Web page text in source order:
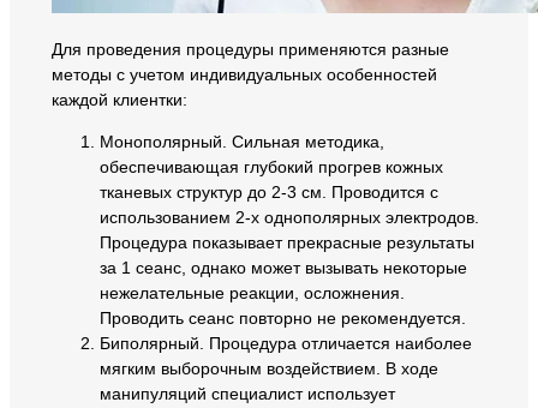
Для проведения процедуры применяются разные
методы с учетом индивидуальных особенностей
каждой клиентки:
Монополярный. Сильная методика,
обеспечивающая глубокий прогрев кожных
тканевых структур до 2-3 см. Проводится с
использованием 2-х однополярных электродов.
Процедура показывает прекрасные результаты
за 1 сеанс, однако может вызывать некоторые
нежелательные реакции, осложнения.
Проводить сеанс повторно не рекомендуется.
Биполярный. Процедура отличается наиболее
мягким выборочным воздействием. В ходе
манипуляций специалист использует